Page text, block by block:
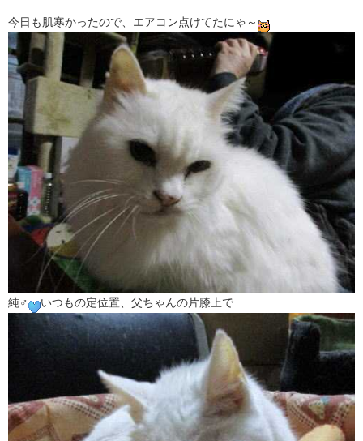
今日も肌寒かったので、エアコン点けてたにゃ～
純♂ いつもの定位置、父ちゃんの片膝上で